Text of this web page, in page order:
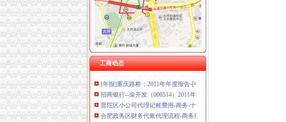
工商动态
专利申请名录_2017专利申请企业黄页大全_商务联盟网
2010年重庆城市交通开发投资（集团）有限公司公司券募集说明书_
充值卡联通100厂家_充值卡联通100公司-阿里巴巴公司黄页
桐君阁：关于召开公司2013年年度股东大会的通知_证券之星
开发区高新企业代账流程-金泉网
南京雨花台区专业代账会计注册公司流程_【会计服务】
[年报]重庆路桥：2011年年度报告-[中财网]
招商银行--渝开发（000514）2011年年度报告
普陀区小公司代理记账费用-商务-十堰网
合肥政务区财务代账代理流程-商务服务-互动百科
桐君阁：关于召开公司2013年年度股东大会的通知（2014-03-15）_太